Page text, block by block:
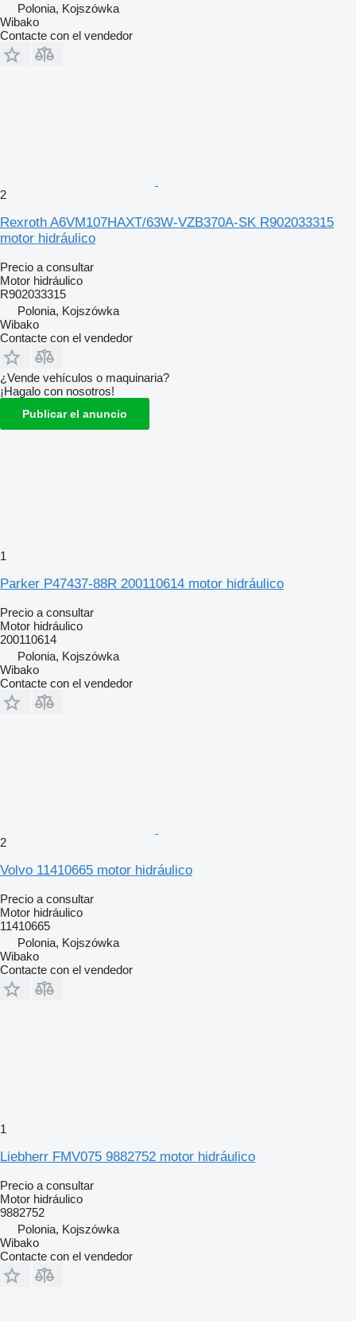
Polonia, Kojszówka
Wibako
Contacte con el vendedor
2
Rexroth A6VM107HAXT/63W-VZB370A-SK R902033315
motor hidráulico
Precio a consultar
Motor hidráulico
R902033315
Polonia, Kojszówka
Wibako
Contacte con el vendedor
¿Vende vehículos o maquinaria?
¡Hagalo con nosotros!
Publicar el anuncio
1
Parker P47437-88R 200110614 motor hidráulico
Precio a consultar
Motor hidráulico
200110614
Polonia, Kojszówka
Wibako
Contacte con el vendedor
2
Volvo 11410665 motor hidráulico
Precio a consultar
Motor hidráulico
11410665
Polonia, Kojszówka
Wibako
Contacte con el vendedor
1
Liebherr FMV075 9882752 motor hidráulico
Precio a consultar
Motor hidráulico
9882752
Polonia, Kojszówka
Wibako
Contacte con el vendedor